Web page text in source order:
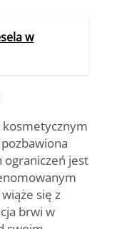
w
kosmetycznym
ograniczeń jest
się z
brwi w